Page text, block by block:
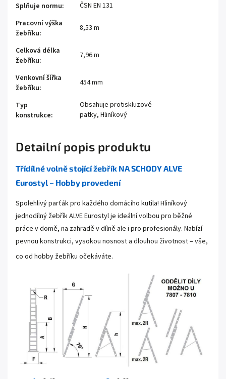
Detailní popis produktu
Třídílné volně stojící žebřík NA SCHODY ALVE
Eurostyl – Hobby provedení
Spolehlivý parťák pro každého domácího kutila! Hliníkový
jednodílný žebřík ALVE Eurostyl je ideální volbou pro běžné
práce v domě, na zahradě v dílně ale i pro profesionály. Nabízí
pevnou konstrukci, vysokou nosnost a dlouhou životnost – vše,
co od hobby žebříku očekáváte.
Splňuje normu:
ČSN EN 131
Pracovní výška
žebříku:
8,53 m
Celková délka
žebříku:
7,96 m
Venkovní šířka
žebříku:
454 mm
Typ
konstrukce:
Obsahuje protiskluzové
patky, Hliníkový